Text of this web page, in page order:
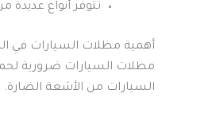
تتوفر أنواع عديدة
أهمية مظلات السيارات في
مظلات السيارات ضرورية
السيارات من الأشعة الضارة.